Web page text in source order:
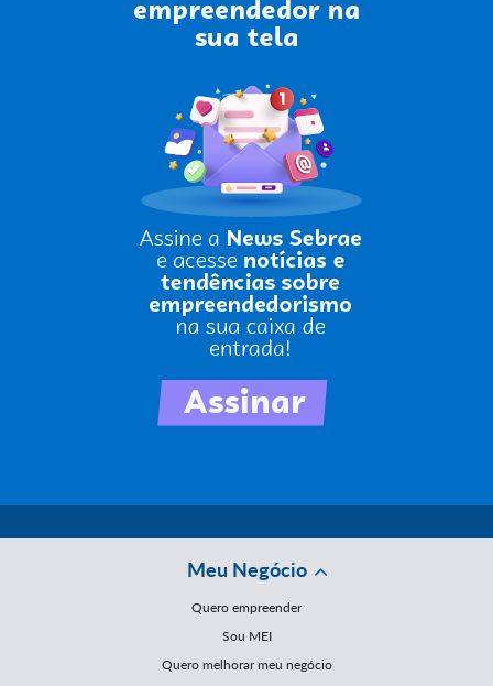
Meu Negócio
Quero empreender
Sou MEI
Quero melhorar meu negócio